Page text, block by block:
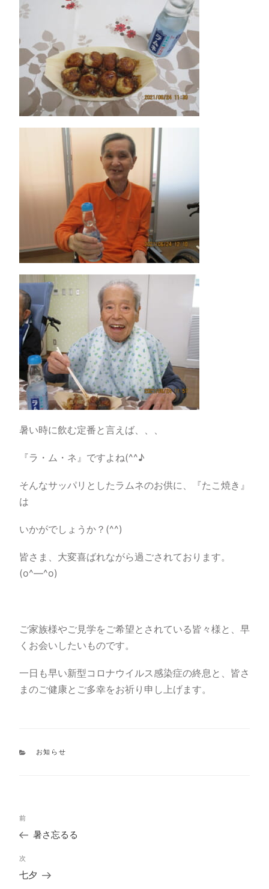
暑い時に飲む定番と言えば、、、
『ラ・ム・ネ』ですよね(^^♪
そんなサッパリとしたラムネのお供に、『たこ焼き』
は
いかがでしょうか？(^^)
皆さま、大変喜ばれながら過ごされております。
(o^―^o)
ご家族様やご見学をご希望とされている皆々様と、早
くお会いしたいものです。
一日も早い新型コロナウイルス 感染症の終息と、皆さ
まのご健康とご多幸をお祈り申し上げます。
カ
お知らせ
稿
ナ
ゲ
シ
過
去
の
投
稿
前
暑さ忘るる
次
の
投
次
七夕